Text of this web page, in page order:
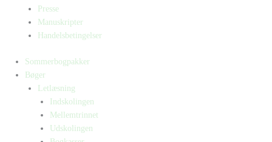
Presse
Manuskripter
Handelsbetingelser
Sommerbogpakker
Bøger
Letlæsning
Indskolingen
Mellemtrinnet
Udskolingen